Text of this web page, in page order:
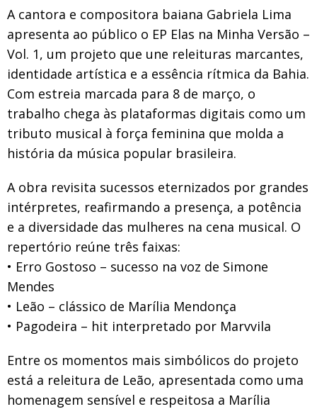
A cantora e compositora baiana Gabriela Lima
apresenta ao público o EP Elas na Minha Versão –
Vol. 1, um projeto que une releituras marcantes,
identidade artística e a essência rítmica da Bahia.
Com estreia marcada para 8 de março, o
trabalho chega às plataformas digitais como um
tributo musical à força feminina que molda a
história da música popular brasileira.
A obra revisita sucessos eternizados por grandes
intérpretes, reafirmando a presença, a potência
e a diversidade das mulheres na cena musical. O
repertório reúne três faixas:
• Erro Gostoso – sucesso na voz de Simone
Mendes
• Leão – clássico de Marília Mendonça
• Pagodeira – hit interpretado por Marvvila
Entre os momentos mais simbólicos do projeto
está a releitura de Leão, apresentada como uma
homenagem sensível e respeitosa a Marília